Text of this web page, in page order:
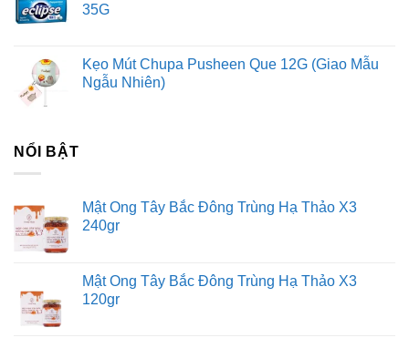
35G
Kẹo Mút Chupa Pusheen Que 12G (Giao Mẫu
Ngẫu Nhiên)
NỔI BẬT
Mật Ong Tây Bắc Đông Trùng Hạ Thảo X3
240gr
Mật Ong Tây Bắc Đông Trùng Hạ Thảo X3
120gr